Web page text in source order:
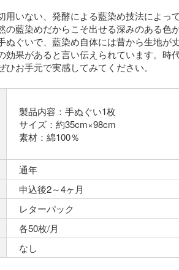
用いない、発酵による藍染め技法によっ
の藍染めだからこそ出せる深みのある色
ぬぐいで、藍染め自体には昔から生地が
効果があると言い伝えられています。時
ひお手元で実感してみてください。
製品内容：手ぬぐい1枚
サイズ：約35cm×98cm
素材：綿100％
通年
申込後2～4ヶ月
レターパック
各50枚/月
なし